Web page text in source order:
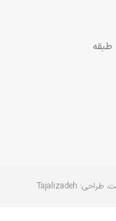
طبقه
طراحی: Tajalizadeh